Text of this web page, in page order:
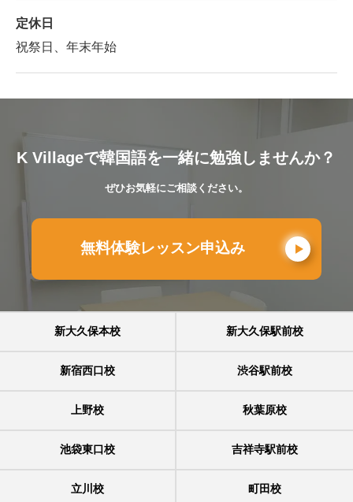
定休日
祝祭日、年末年始
K Villageで韓国語を一緒に勉強しませんか？
ぜひお気軽にご相談ください。
無料体験レッスン申込み
新大久保本校 新大久保駅前校
新宿西口校 渋谷駅前校
上野校 秋葉原校
池袋東口校 吉祥寺駅前校
立川校 町田校